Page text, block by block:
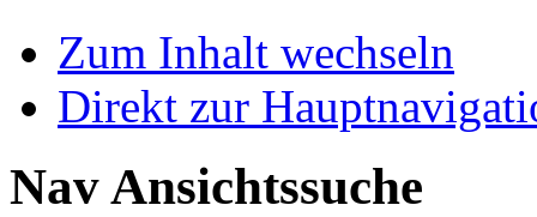
Zum Inhalt wechseln
Direkt zur
Nav Ansichtssuche